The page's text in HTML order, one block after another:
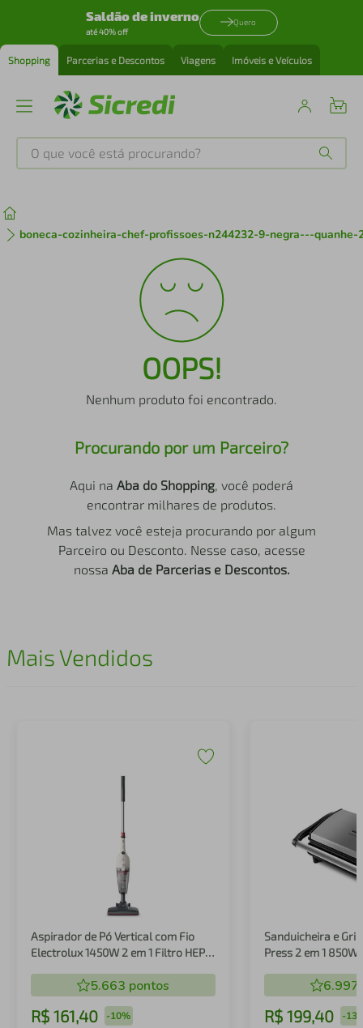
Saldão de inverno
até 40% off
Quero
Shopping Parcerias e Descontos Viagens Imóveis e Veículos
O que você está procurando?
boneca-cozinheira-chef-profissoes-n244232-9-negra---quanhe-
OOPS!
Nenhum produto foi encontrado.
Procurando por um Parceiro?
Aqui na Aba do Shopping, você poderá
encontrar milhares de produtos.
Mas talvez você esteja procurando por algum
Parceiro ou Desconto. Nesse caso, acesse
nossa Aba de Parcerias e Descontos.
Mais Vendidos
Aspirador de Pó Vertical com Fio
Electrolux 1450W 2 em 1 Filtro HEPA
5.663 pontos
R$ 161,40 -10%
Sanduicheira e
Press 2 em 1 850W
6.997
R$ 199,40 -
tenis
iphone